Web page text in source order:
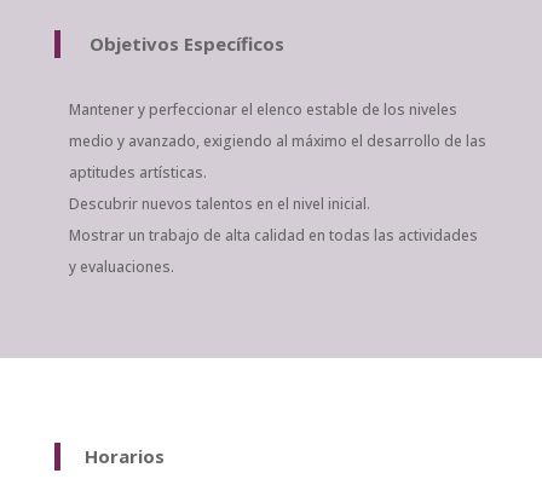
Objetivos Específicos
Mantener y perfeccionar el elenco estable de los niveles
medio y avanzado, exigiendo al máximo el desarrollo de las
aptitudes artísticas.
Descubrir nuevos talentos en el nivel inicial.
Mostrar un trabajo de alta calidad en todas las actividades
y evaluaciones.
Horarios